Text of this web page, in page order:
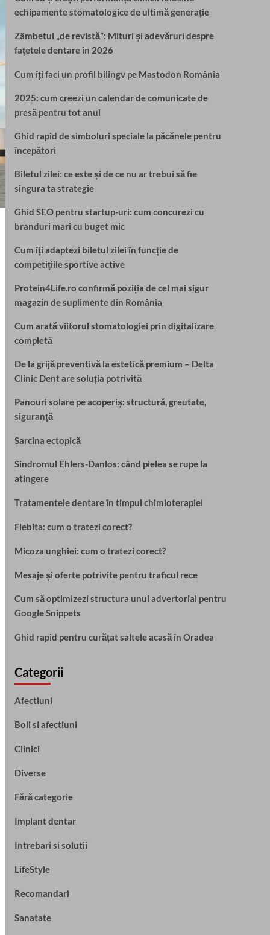
echipamente stomatologice de ultimă generație
Zâmbetul „de revistă”: Mituri și adevăruri despre
fațetele dentare în 2026
Cum îți faci un profil bilingv pe Mastodon România
2025: cum creezi un calendar de comunicate de
presă pentru tot anul
Ghid rapid de simboluri speciale la păcănele pentru
începători
Biletul zilei: ce este și de ce nu ar trebui să fie
singura ta strategie
Ghid SEO pentru startup-uri: cum concurezi cu
branduri mari cu buget mic
Cum îți adaptezi biletul zilei în funcție de
competițiile sportive active
Protein4Life.ro confirmă poziția de cel mai sigur
magazin de suplimente din România
Cum arată viitorul stomatologiei prin digitalizare
completă
De la grijă preventivă la estetică premium – Delta
Clinic Dent are soluția potrivită
Panouri solare pe acoperiș: structură, greutate,
siguranță
Sarcina ectopică
Sindromul Ehlers-Danlos: când pielea se rupe la
atingere
Tratamentele dentare în timpul chimioterapiei
Flebita: cum o tratezi corect?
Micoza unghiei: cum o tratezi corect?
Mesaje și oferte potrivite pentru traficul rece
Cum să optimizezi structura unui advertorial pentru
Google Snippets
Ghid rapid pentru curățat saltele acasă în Oradea
Categorii
Afectiuni
Boli si afectiuni
Clinici
Diverse
Fără categorie
Implant dentar
Intrebari si solutii
LifeStyle
Recomandari
Sanatate